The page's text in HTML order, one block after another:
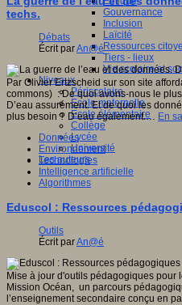
Gouvernance
Inclusion
Laïcité
Ressources
Tiers - lieux
Vie scolaire et
Niveaux
Périscolaire
Ecole maternelle
Ecole élémentaire
Collège
Lycée
Université
Les auteurs
techs.
Débats
Écrit parAn@é
Par Olivier Ertzscheid sur son site
commons) : De quoi avons-nous le
D’eau assurément. Et de quoi les
plus besoin ? D’eau également.… En
Données
Environnement
Technologies
Intelligence artificielle
Algorithmes
Eduscol : Ressources
Outils
Écrit parAn@é
Mise à jour d'outils pédagogiques pour
Mission Océan, un parcours
l’enseignement secondaire conçu en